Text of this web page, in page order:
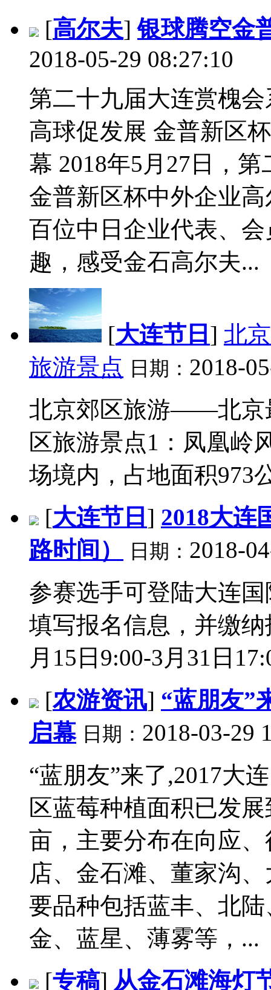
[高尔夫]银球腾空金
2018-05-29 08:27:10
第二十九届大连赏槐
高球促发展 金普新区
幕 2018年5月27日，
金普新区杯中外企业
百位中日企业代表、
趣，感受金石高尔夫...
[大连节日 ] 北
旅游景点 日期： 2018-
北京郊区旅游——北京
区旅游景点1：凤凰岭
场境内，占地面积973
[大连节日 ] 2018大连
路时间）
日期： 2018-
参赛选手可登陆大连
填写报名信息，并缴
月15日9:00-3月31日
[农游资讯] “蓝朋友”
启幕 日期： 2018-03-29
“蓝朋友”来了,2017大
区蓝莓种植面积已发
亩，主要分布在向应
店、金石滩、董家沟
要品种包括蓝丰、北
金、蓝星、薄雾等，...
[专稿] 从金石滩海灯